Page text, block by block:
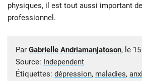
physiques, il est tout aussi important de
professionnel.
Par Gabrielle Andriamanjatoson, le
Source: Independent
Étiquettes: dépression, maladies,